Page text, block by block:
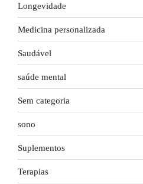
Longevidade
Medicina personalizada
Saudável
saúde mental
Sem categoria
sono
Suplementos
Terapias